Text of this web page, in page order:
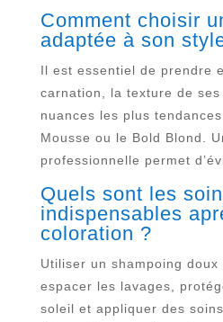
Comment choisir
adaptée à son
Il est essentiel de prendre
carnation, la texture de
nuances les plus
Mousse ou le Bold Blond.
professionnelle permet
Quels sont les
indispensables
coloration ?
Utiliser un shampoing doux
espacer les lavages,
soleil et appliquer des